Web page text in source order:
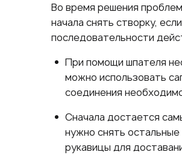
Во время решения
начала снять створку,
последовательности
При помощи шпателя
можно использовать
соединения
Сначала достается
нужно снять
рукавицы для